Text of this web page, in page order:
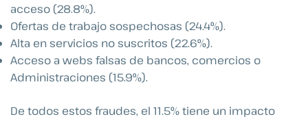
acceso (28.8%).
Ofertas de trabajo sospechosas (24.4%).
Alta en servicios no suscritos (22.6%).
Acceso a webs falsas de bancos, comercios o
Administraciones (15.9%).
De todos estos fraudes, el 11.5% tiene un impacto